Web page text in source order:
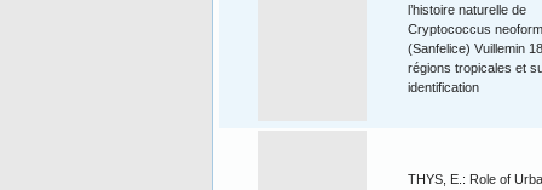
l’histoire naturelle de
Cryptococcus
(Sanfelice) Vuillemin
régions tropicales et
identification
THYS, E.: Role of